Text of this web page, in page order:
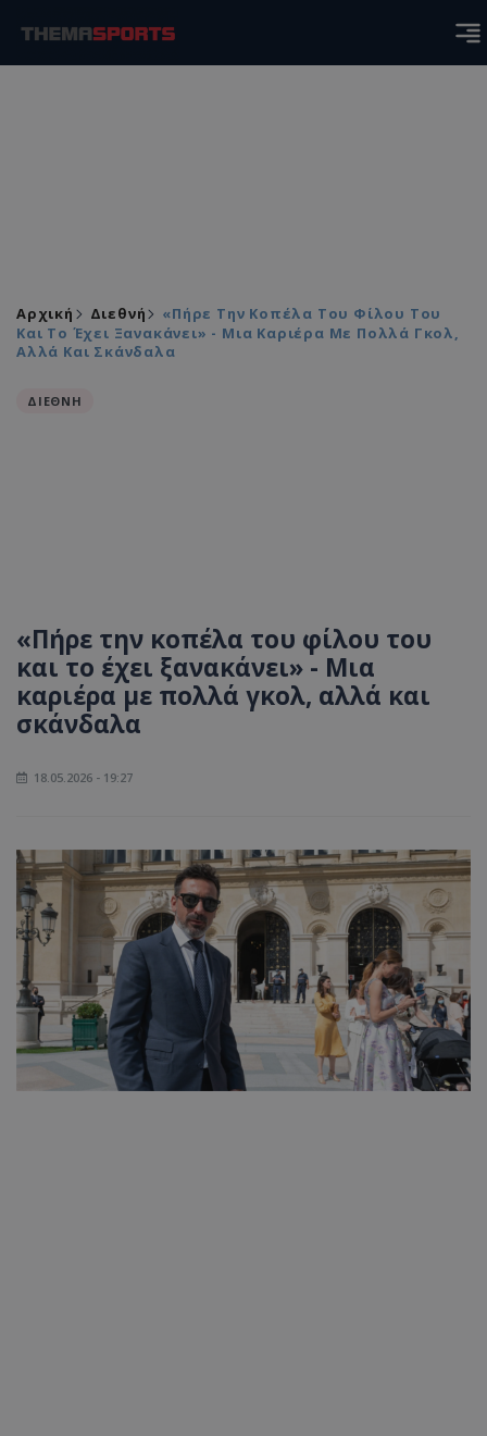
Αρχική Διεθνή
«Πήρε Την Κοπέλα Του Φίλου Του
Και Το Έχει Ξανακάνει» - Μια Καριέρα Με Πολλά Γκολ,
Αλλά Και Σκάνδαλα
ΔΙΕΘΝΗ
«Πήρε την κοπέλα του φίλου του
και το έχει ξανακάνει» - Μια
καριέρα με πολλά γκολ, αλλά και
σκάνδαλα
18.05.2026 - 19:27